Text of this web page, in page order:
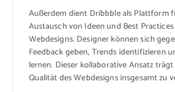
Außerdem dient Dribbble als Plattform
Austausch von Ideen und Best
Webdesigns. Designer können sich
Feedback geben, Trends identifizieren
lernen. Dieser kollaborative Ansatz
Qualität des Webdesigns insgesamt zu